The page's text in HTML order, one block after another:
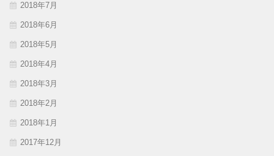
2018年7月
2018年6月
2018年5月
2018年4月
2018年3月
2018年2月
2018年1月
2017年12月